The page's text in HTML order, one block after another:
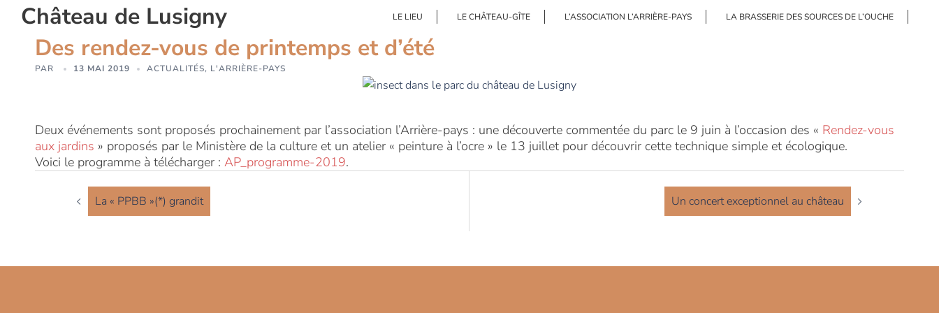
AllerChâteau de Lusigny LE LIEU LE CHÂTEAU-GÎTE L’ASSOCIATION L’ARRIÈRE-PAYS LA BRASSERIE DES SOURCES DE L’OUCHE
Des rendez-vous de printemps et d’été
PAR 13 MAI 2019 ACTUALITÉS, L'ARRIÈRE-PAYS
Deux événements sont proposés prochainement par l’association l’Arrière-pays : une découverte commentée du parc le 9 juin à l’occasion des « Rendez-vous
aux jardins » proposés par le Ministère de la culture et un atelier « peinture à l’ocre » le 13 juillet pour découvrir cette technique simple et écologique.
Voici le programme à télécharger : AP_programme-2019.
NAVIGATION
La « PPBB »(*) grandit Un concert exceptionnel au château